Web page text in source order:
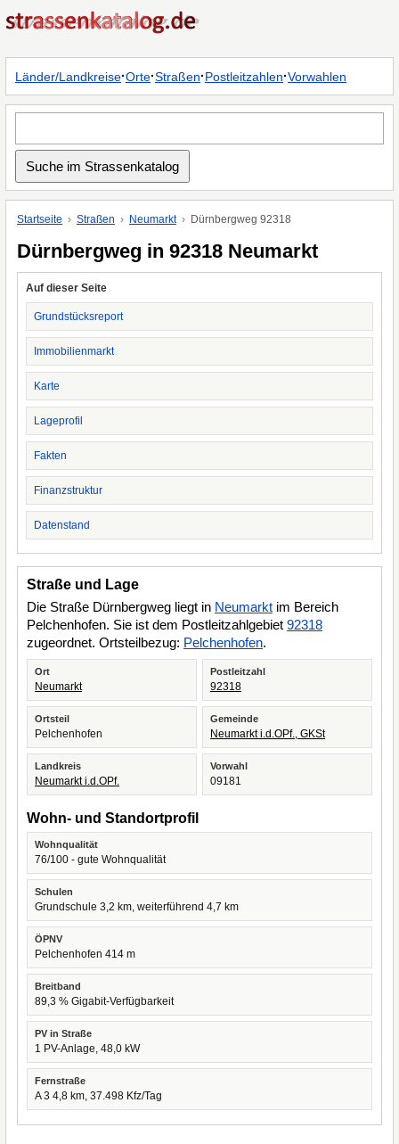
Länder/Landkreise·Orte·Straßen·Postleitzahlen·Vorwahlen
Startseite Straßen Neumarkt Dürnbergweg 92318
Dürnbergweg in 92318 Neumarkt
Auf dieser Seite
Grundstücksreport
Immobilienmarkt
Karte
Lageprofil
Fakten
Finanzstruktur
Datenstand
Straße und Lage
Die Straße Dürnbergweg liegt in Neumarkt im Bereich
Pelchenhofen. Sie ist dem Postleitzahlgebiet 92318
zugeordnet. Ortsteilbezug: Pelchenhofen.
Ort
Neumarkt
Postleitzahl
92318
Ortsteil
Pelchenhofen
Gemeinde
Neumarkt i.d.OPf., GKSt
Landkreis
Neumarkt i.d.OPf.
Vorwahl
09181
Wohn- und Standortprofil
Wohnqualität
76/100 - gute Wohnqualität
Schulen
Grundschule 3,2 km, weiterführend 4,7 km
ÖPNV
Pelchenhofen 414 m
Breitband
89,3 % Gigabit-Verfügbarkeit
PV in Straße
1 PV-Anlage, 48,0 kW
Fernstraße
A 3 4,8 km, 37.498 Kfz/Tag